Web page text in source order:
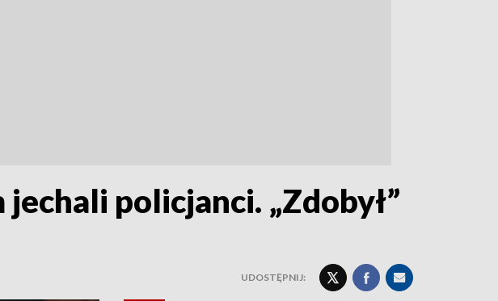
jechali policjanci. „Zdobył”
UDOSTĘPNIJ: